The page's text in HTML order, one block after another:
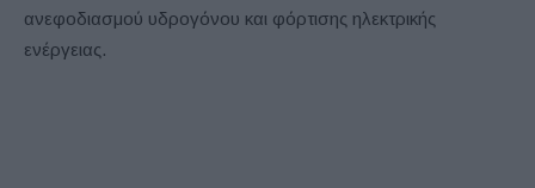
ανεφοδιασμού υδρογόνου και φόρτισης ηλεκτρικής
ενέργειας.